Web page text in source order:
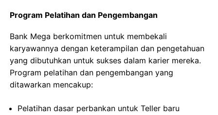
Program Pelatihan dan Pengembangan
Bank Mega berkomitmen untuk membekali
karyawannya dengan keterampilan dan pengetahuan
yang dibutuhkan untuk sukses dalam karier mereka.
Program pelatihan dan pengembangan yang
ditawarkan mencakup:
Pelatihan dasar perbankan untuk Teller baru